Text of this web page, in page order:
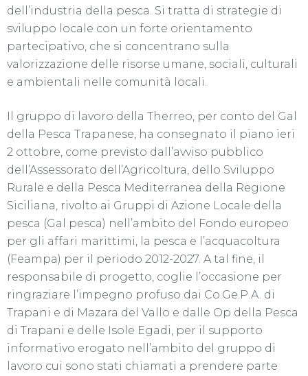
dell’industria della pesca. Si tratta di strategie di
sviluppo locale con un forte orientamento
partecipativo, che si concentrano sulla
valorizzazione delle risorse umane, sociali, culturali
e ambientali nelle comunità locali.
Il gruppo di lavoro della Therreo, per conto del Gal
della Pesca Trapanese, ha consegnato il piano ieri
2 ottobre, come previsto dall’avviso pubblico
dell’Assessorato dell’Agricoltura, dello Sviluppo
Rurale e della Pesca Mediterranea della Regione
Siciliana, rivolto ai Gruppi di Azione Locale della
pesca (Gal pesca) nell’ambito del Fondo europeo
per gli affari marittimi, la pesca e l’acquacoltura
(Feampa) per il periodo 2012-2027. A tal fine, il
responsabile di progetto, coglie l’occasione per
ringraziare l’impegno profuso dai Co.Ge.P.A. di
Trapani e di Mazara del Vallo e dalle Op della Pesca
di Trapani e delle Isole Egadi, per il supporto
informativo erogato nell’ambito del gruppo di
lavoro cui sono stati chiamati a prendere parte